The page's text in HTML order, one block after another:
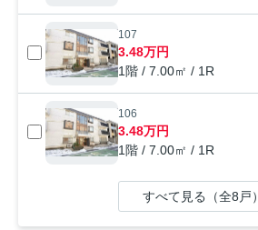
107
3.48万円
1階 / 7.00㎡ / 1R
106
3.48万円
1階 / 7.00㎡ / 1R
すべて見る（全8戸）